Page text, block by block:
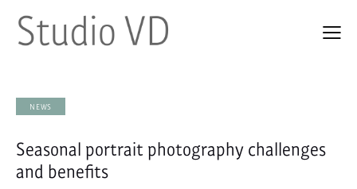
NEWS
Seasonal portrait photography challenges
and benefits